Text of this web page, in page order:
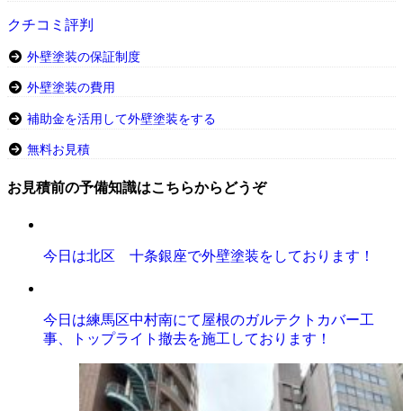
クチコミ評判
外壁塗装の保証制度
外壁塗装の費用
補助金を活用して外壁塗装をする
無料お見積
お見積前の予備知識はこちらからどうぞ
今日は北区 十条銀座で外壁塗装をしております！
今日は練馬区中村南にて屋根のガルテクトカバー工
事、トップライト撤去を施工しております！